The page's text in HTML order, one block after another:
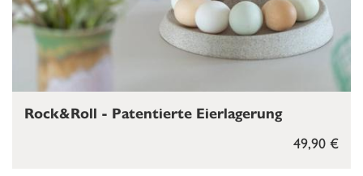
49,90 €
Rock&Roll - Patentierte Eierlagerung